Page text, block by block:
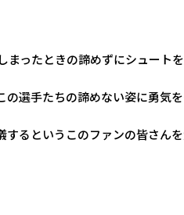
まったときの諦めずにシュート
選手たちの諦めない姿に勇気を
るというこのファンの皆さん